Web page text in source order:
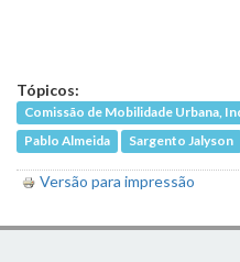
Tópicos:
Comissão de Mobilidade Urbana,
Pablo Almeida
Sargento Jalyson
Versão para impressão